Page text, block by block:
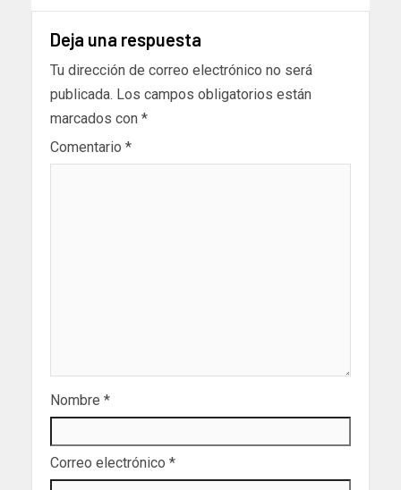
Deja una respuesta
Tu dirección de correo electrónico no será
publicada. Los campos obligatorios están
marcados con *
Comentario *
Nombre *
Correo electrónico *